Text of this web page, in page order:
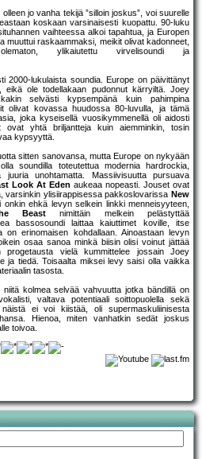
jo vanha tekijä ”silloin joskus”, voi suurelle
koskaan varsinaisesti kuopattu. 90-luku
vaihteessa alkoi tapahtua, ja Europen
muuttui raskaammaksi, meikit olivat kadonneet,
ylikaiutettu virvelisoundi ja
2000-lukulaista soundia. Europe on päivittänyt
eikä ole todellakaan pudonnut kärryiltä. Joey
selvästi kypsempänä kuin pahimpina
olivat kovassa huudossa 80-luvulla, ja tämä
joka kyseisellä vuosikymmenellä oli aidosti
ovat yhtä briljantteja kuin aiemminkin, tosin
kypsyyttä.
sitten sanovansa, mutta Europe on nykyään
soundilla toteutettua modernia hardrockia,
juuria unohtamatta. Massiivisuutta pursuava
Look At Eden aukeaa nopeasti. Jouset ovat
varsinkin ylisiirappisessa pakkoslovarissa New
onkin ehkä levyn selkein linkki menneisyyteen,
Beast nimittäin melkein pelästyttää
bassosoundi laittaa kaiuttimet koville, itse
erinomaisen kohdallaan. Ainoastaan levyn
osaa sanoa minkä biisin olisi voinut jättää
progetausta vielä kummittelee jossain Joey
ja tiedä. Toisaalta miksei levy saisi olla vaikka
tasosta.
kolmea selvää vahvuutta jotka bändillä on
valtava potentiaali soittopuolella sekä
näistä ei voi kiistää, oli supermaskuliinisesta
Hienoa, miten vanhatkin sedät joskus
toivoa.